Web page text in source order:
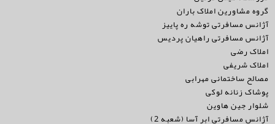
گروه مشاورین املاک باران
آژانس مسافرتی توشه ره پاییز
آژانس مسافرتی راهیان پردیس
املاک رضی
املاک شریفی
مصالح ساختمانی مهرابی
پوشاک زنانه لوکی
شلوار جین هاوین
آژانس مسافرتی ابر آسا (شعبه 2)